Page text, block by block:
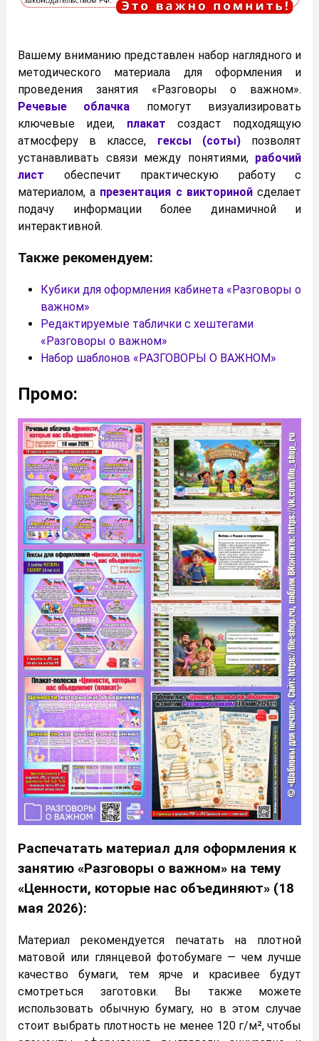
Вашему вниманию представлен набор наглядного и
методического материала для оформления и
проведения занятия «Разговоры о важном».
Речевые облачка помогут визуализировать
ключевые идеи, плакат создаст подходящую
атмосферу в классе, гексы (соты)позволят
устанавливать связи между понятиями, рабочий
лист обеспечит практическую работу с
материалом, а презентация с викторинойсделает
подачу информации более динамичной и
интерактивной.
Также рекомендуем:
Кубики для оформления кабинета «Разговоры о
важном»
Редактируемые таблички с хештегами
«Разговоры о важном»
Набор шаблонов «РАЗГОВОРЫ О ВАЖНОМ»
Промо:
Распечатать материал для оформления к
занятию «Разговоры о важном» на тему
«Ценности, которые нас объединяют» (18
мая 2026):
Материал рекомендуется печатать на плотной
матовой или глянцевой фотобумаге — чем лучше
качество бумаги, тем ярче и красивее будут
смотреться заготовки. Вы также можете
использовать обычную бумагу, но в этом случае
стоит выбрать плотность не менее 120 г/м², чтобы